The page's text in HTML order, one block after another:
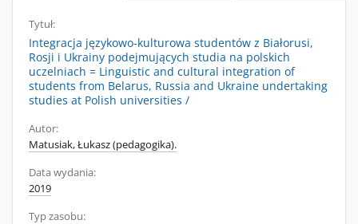
Tytuł:
Integracja językowo-kulturowa studentów z Białorusi,
Rosji i Ukrainy podejmujących studia na polskich
uczelniach = Linguistic and cultural integration of
students from Belarus, Russia and Ukraine undertaking
studies at Polish universities /
Autor:
Matusiak, Łukasz (pedagogika).
Data wydania:
2019
Typ zasobu: